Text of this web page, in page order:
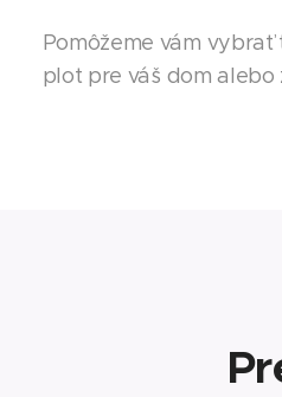
Pomôžeme vám
plot pre váš dom alebo